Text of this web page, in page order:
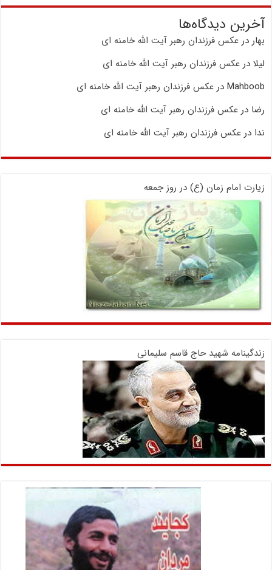
آخرین دیدگاه‌ها
بهار درعکس فرزندان رهبر آیت الله خامنه ای
لیلا درعکس فرزندان رهبر آیت الله خامنه ای
Mahboob درعکس فرزندان رهبر آیت الله خامنه ای
رضا درعکس فرزندان رهبر آیت الله خامنه ای
ندا درعکس فرزندان رهبر آیت الله خامنه ای
زیارت امام زمان (ع) در روز جمعه
زندگینامه شهید حاج قاسم سلیمانی